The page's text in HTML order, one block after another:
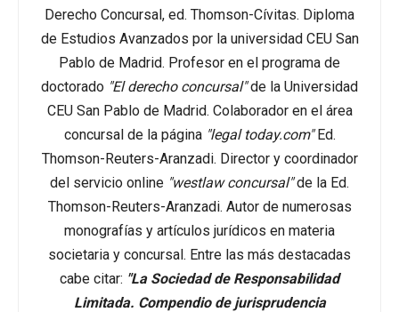
Derecho Concursal, ed. Thomson-Cívitas. Diploma
de Estudios Avanzados por la universidad CEU San
Pablo de Madrid. Profesor en el programa de
doctorado "El derecho concursal"de la Universidad
CEU San Pablo de Madrid. Colaborador en el área
concursal de la página "legal today.com"Ed.
Thomson-Reuters-Aranzadi. Director y coordinador
del servicio online "westlaw concursal"de la Ed.
Thomson-Reuters-Aranzadi. Autor de numerosas
monografías y artículos jurídicos en materia
societaria y concursal. Entre las más destacadas
cabe citar: "La Sociedad de Responsabilidad
Limitada. Compendio de jurisprudencia